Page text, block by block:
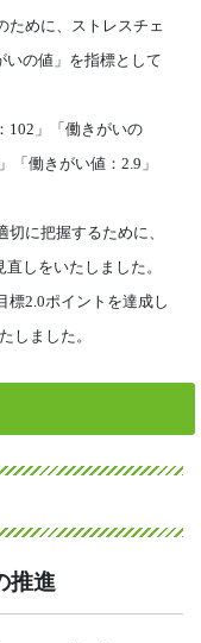
ために、ストレスチェ
いの値」を指標として
102」「働きがいの
「働きがい値：2.9」
に把握するために、
しをいたしました。
2.0ポイントを達成し
しました。
推進